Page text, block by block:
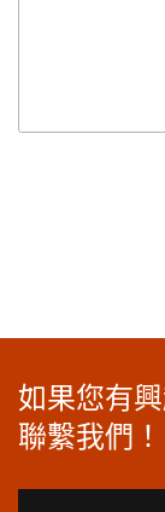
如果您有
聯繫我們！